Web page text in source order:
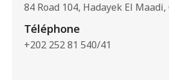
84 Road 104, Hadayek El
Téléphone
+202 252 81 540/41